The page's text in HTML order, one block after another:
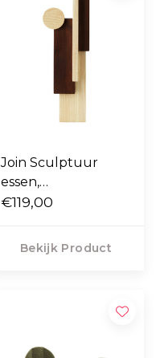
Join Sculptuur
essen,
gecarboniseerd
€119,00
Bekijk Product